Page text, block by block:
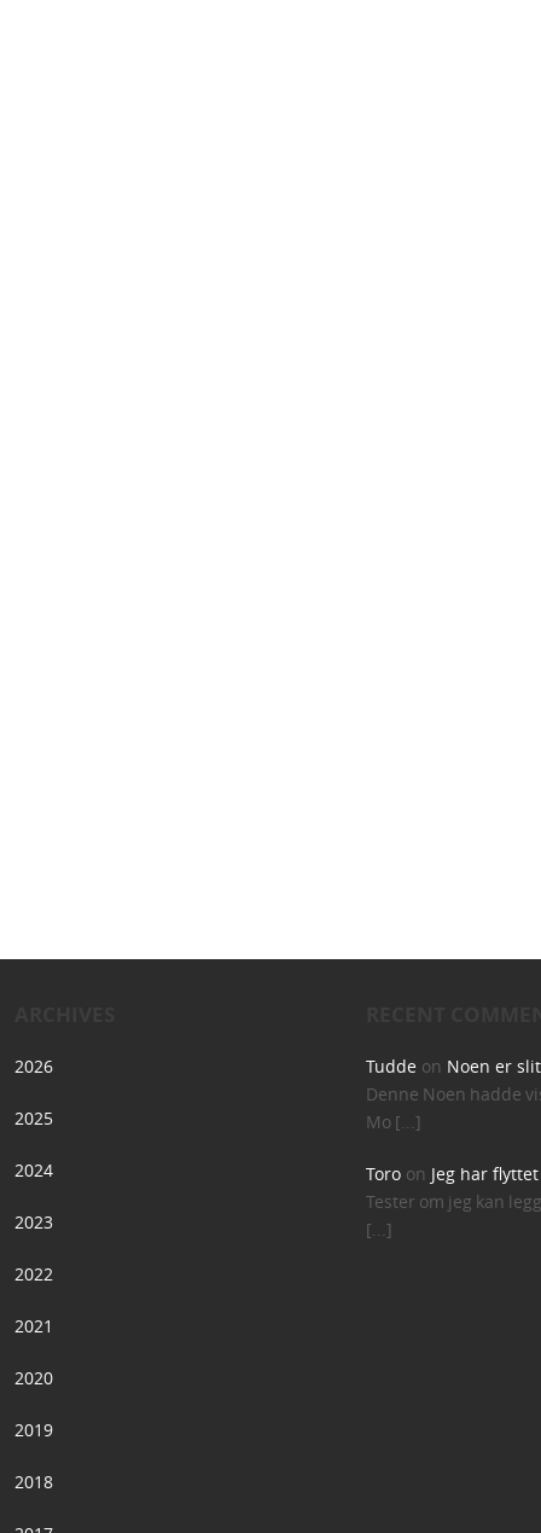
2026
2025
2024
2023
2022
2021
2020
2019
2018
Tudde on Noen er
Denne Noen hadde
Mo [...]
Toro on Jeg har
Tester om jeg kan
[...]